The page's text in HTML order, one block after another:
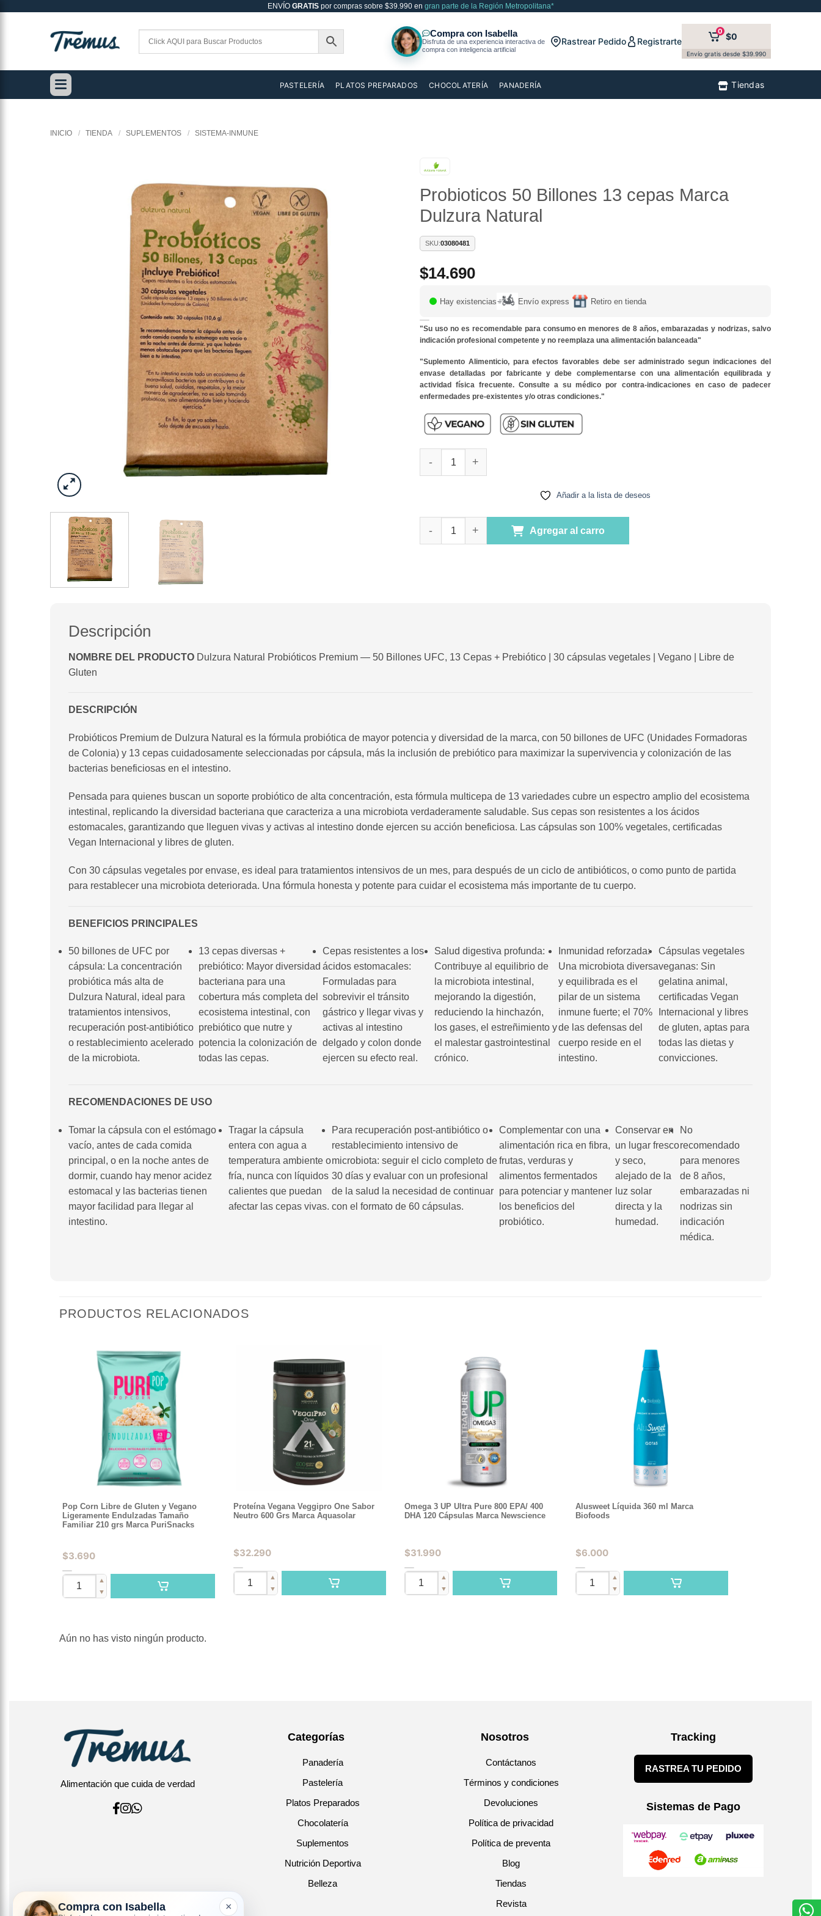
ENVÍO GRATISpor compras sobre $39.990 en gran parte de la Región Metropolitana*
Rastrear Pedido Registrarte
0 $0
Envío gratis desde $39.990
PASTELERÍA PLATOS PREPARADOS CHOCOLATERÍA PANADERÍA Tiendas
INICIO / TIENDA / SUPLEMENTOS / SISTEMA-INMUNE
Probioticos 50 Billones 13 cepas Marca
Dulzura Natural
SKU:03080481
$14.690
Hay existencias Envío express Retiro en tienda
"Su uso no es recomendable para consumo en menores de 8 años, embarazadas y nodrizas, salvo
indicación profesional competente y no reemplaza una alimentación balanceada"
"Suplemento Alimenticio, para efectos favorables debe ser administrado segun indicaciones del
envase detalladas por fabricante y debe complementarse con una alimentación equilibrada y
actividad física frecuente. Consulte a su médico por contra-indicaciones en caso de padecer
enfermedades pre-existentes y/o otras condiciones."
Añadir a la lista de deseos
Probioticos 50 Billones 13 cepas Marca Dulzura Natural cantidad
Agregar al carro
Descripción
NOMBRE DEL PRODUCTO Dulzura Natural Probióticos Premium — 50 Billones UFC, 13 Cepas + Prebiótico | 30 cápsulas vegetales | Vegano | Libre de
Gluten
DESCRIPCIÓN
Probióticos Premium de Dulzura Natural es la fórmula probiótica de mayor potencia y diversidad de la marca, con 50 billones de UFC (Unidades Formadoras
de Colonia) y 13 cepas cuidadosamente seleccionadas por cápsula, más la inclusión de prebiótico para maximizar la supervivencia y colonización de las
bacterias beneficiosas en el intestino.
Pensada para quienes buscan un soporte probiótico de alta concentración, esta fórmula multicepa de 13 variedades cubre un espectro amplio del ecosistema
intestinal, replicando la diversidad bacteriana que caracteriza a una microbiota verdaderamente saludable. Sus cepas son resistentes a los ácidos
estomacales, garantizando que lleguen vivas y activas al intestino donde ejercen su acción beneficiosa. Las cápsulas son 100% vegetales, certificadas
Vegan Internacional y libres de gluten.
Con 30 cápsulas vegetales por envase, es ideal para tratamientos intensivos de un mes, para después de un ciclo de antibióticos, o como punto de partida
para restablecer una microbiota deteriorada. Una fórmula honesta y potente para cuidar el ecosistema más importante de tu cuerpo.
BENEFICIOS PRINCIPALES
50 billones de UFC por
cápsula: La concentración
probiótica más alta de
Dulzura Natural, ideal para
tratamientos intensivos,
recuperación post-antibiótico
o restablecimiento acelerado
de la microbiota.
13 cepas diversas +
prebiótico: Mayor diversidad
bacteriana para una
cobertura más completa del
ecosistema intestinal, con
prebiótico que nutre y
potencia la colonización de
todas las cepas.
Cepas resistentes a los
ácidos estomacales:
Formuladas para
sobrevivir el tránsito
gástrico y llegar vivas y
activas al intestino
delgado y colon donde
ejercen su efecto real.
Salud digestiva profunda:
Contribuye al equilibrio de
la microbiota intestinal,
mejorando la digestión,
reduciendo la hinchazón,
los gases, el estreñimiento y
el malestar gastrointestinal
crónico.
Inmunidad reforzada:
Una microbiota diversa
y equilibrada es el
pilar de un sistema
inmune fuerte; el 70%
de las defensas del
cuerpo reside en el
intestino.
Cápsulas vegetales
veganas: Sin
gelatina animal,
certificadas Vegan
Internacional y libres
de gluten, aptas para
todas las dietas y
convicciones.
RECOMENDACIONES DE USO
Tomar la cápsula con el estómago
vacío, antes de cada comida
principal, o en la noche antes de
dormir, cuando hay menor acidez
estomacal y las bacterias tienen
mayor facilidad para llegar al
intestino.
Tragar la cápsula
entera con agua a
temperatura ambiente o
fría, nunca con líquidos
calientes que puedan
afectar las cepas vivas.
Para recuperación post-antibiótico o
restablecimiento intensivo de
microbiota: seguir el ciclo completo de
30 días y evaluar con un profesional
de la salud la necesidad de continuar
con el formato de 60 cápsulas.
Complementar con una
alimentación rica en fibra,
frutas, verduras y
alimentos fermentados
para potenciar y mantener
los beneficios del
probiótico.
Conservar en
un lugar fresco
y seco,
alejado de la
luz solar
directa y la
humedad.
No
recomendado
para menores
de 8 años,
embarazadas ni
nodrizas sin
indicación
médica.
PRODUCTOS RELACIONADOS
Pop Corn Libre de Gluten y Vegano
Ligeramente Endulzadas Tamaño
Familiar 210 grs Marca PuriSnacks
$3.690
▲
▼
Proteína Vegana Veggipro One Sabor
Neutro 600 Grs Marca Aquasolar
$32.290
▲
▼
Omega 3 UP Ultra Pure 800 EPA/ 400
DHA 120 Cápsulas Marca Newscience
$31.990
▲
▼
Alusweet Líquida 360 ml Marca
Biofoods
$6.000
▲
▼
Aún no has visto ningún producto.
Alimentación que cuida de verdad
Categorías
Panadería
Pastelería
Platos Preparados
Chocolatería
Suplementos
Nutrición Deportiva
Belleza
Nosotros
Contáctanos
Términos y condiciones
Devoluciones
Política de privacidad
Política de preventa
Blog
Tiendas
Revista
Tracking
RASTREA TU PEDIDO
Sistemas de Pago